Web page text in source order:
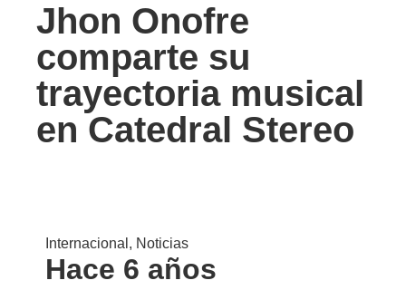
Jhon Onofre
comparte su
trayectoria musical
en Catedral Stereo
Internacional , Noticias
Hace 6 años